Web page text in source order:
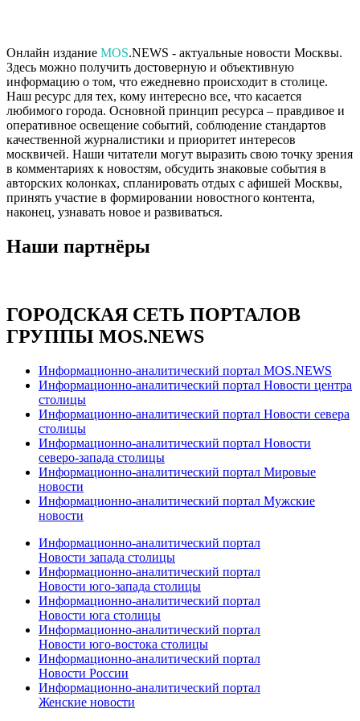
Онлайн издание MOS.NEWS - актуальные новости Москвы.
Здесь можно получить достоверную и объективную
информацию о том, что ежедневно происходит в столице.
Наш ресурс для тех, кому интересно все, что касается
любимого города. Основной принцип ресурса – правдивое и
оперативное освещение событий, соблюдение стандартов
качественной журналистики и приоритет интересов
москвичей. Наши читатели могут выразить свою точку зрения
в комментариях к новостям, обсудить знаковые события в
авторских колонках, спланировать отдых с афишей Москвы,
принять участие в формировании новостного контента,
наконец, узнавать новое и развиваться.
Наши партнёры
ГОРОДСКАЯ СЕТЬ ПОРТАЛОВ
ГРУППЫ MOS.NEWS
Информационно-аналитический портал MOS.NEWS
Информационно-аналитический портал Новости центра
столицы
Информационно-аналитический портал Новости севера
столицы
Информационно-аналитический портал Новости
северо-запада столицы
Информационно-аналитический портал Мировые
новости
Информационно-аналитический портал Мужские
новости
Информационно-аналитический портал
Новости запада столицы
Информационно-аналитический портал
Новости юго-запада столицы
Информационно-аналитический портал
Новости юга столицы
Информационно-аналитический портал
Новости юго-востока столицы
Информационно-аналитический портал
Новости России
Информационно-аналитический портал
Женские новости